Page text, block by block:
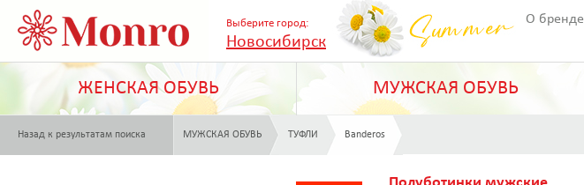
Выберите город:
Новосибирск
О бренде
ЖЕНСКАЯ ОБУВЬ МУЖСКАЯ ОБУВЬ
Назад к результатам поиска МУЖСКАЯ ОБУВЬ ТУФЛИ Banderos